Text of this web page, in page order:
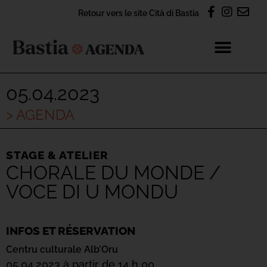
Retour vers le site Cità di Bastia
05.04.2023
> AGENDA
STAGE & ATELIER
CHORALE DU MONDE /
VOCE DI U MONDU
INFOS ET RÉSERVATION
Centru culturale Alb’Oru
05.04.2023 à partir de 14 h 00